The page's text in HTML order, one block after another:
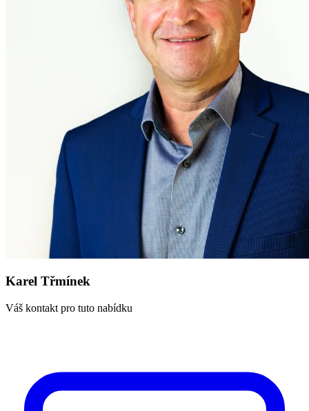
Karel Třmínek
Váš kontakt pro tuto nabídku